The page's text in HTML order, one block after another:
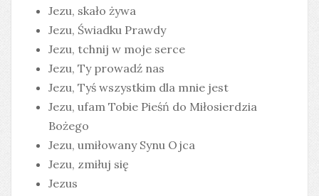
Jezu, skało żywa
Jezu, Świadku Prawdy
Jezu, tchnij w moje serce
Jezu, Ty prowadź nas
Jezu, Tyś wszystkim dla mnie jest
Jezu, ufam Tobie Pieśń do Miłosierdzia
Bożego
Jezu, umiłowany Synu Ojca
Jezu, zmiłuj się
Jezus